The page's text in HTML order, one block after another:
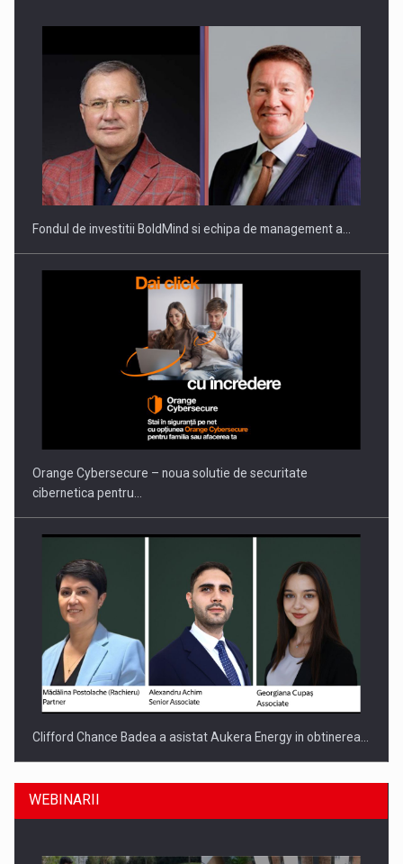
Fondul de investitii BoldMind si echipa de management a…
Orange Cybersecure – noua solutie de securitate
cibernetica pentru…
Clifford Chance Badea a asistat Aukera Energy in obtinerea…
WEBINARII